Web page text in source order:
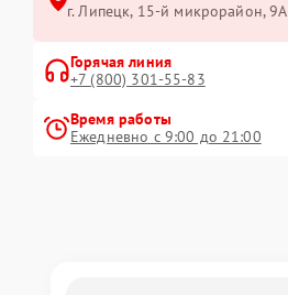
г. Липецк, 15-й микрорайон, 9А
Горячая линия
+7 (800) 301-55-83
Время работы
Ежедневно с 9:00 до 21:00